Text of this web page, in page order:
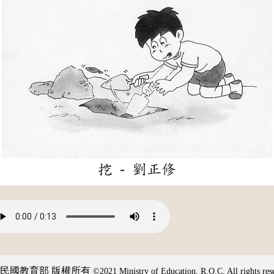
挖 - 劉正修
國教育部 版權所有 ©2021 Ministry of Education, R.O.C. All rights